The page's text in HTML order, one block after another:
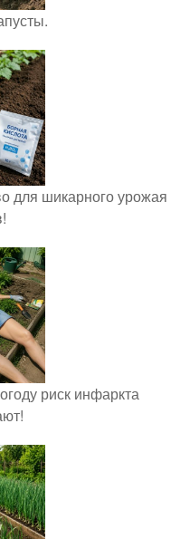
для шикарного урожая
риск инфаркта